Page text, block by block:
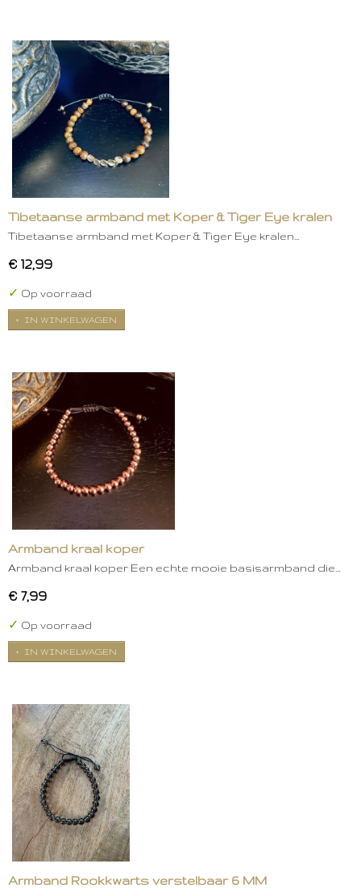
Tibetaanse armband met Koper & Tiger Eye kralen
Tibetaanse armband met Koper & Tiger Eye kralen…
€ 12,99
✓ Op voorraad
IN WINKELWAGEN
Armband kraal koper
Armband kraal koper Een echte mooie basisarmband die…
€ 7,99
✓ Op voorraad
IN WINKELWAGEN
Armband Rookkwarts verstelbaar 6 MM